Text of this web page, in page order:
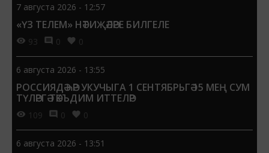
7 августа 2026 - 12:57
«ҮЗ ТЕЛЕМ» НӘТИҖӘЛӘРЕ БИЛГЕЛЕ
93 0 0
6 августа 2026 - 13:55
РОССИЯДӘ ҺӘР УКУЧЫГА 1 СЕНТЯБРЬГӘ 15 МЕҢ СУМ
ТҮЛӘРГӘ ТӘКЪДИМ ИТТЕЛӘР
109 0 0
6 августа 2026 - 13:51